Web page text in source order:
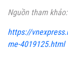
Nguồn tham khảo:
https://
me-4019125.html